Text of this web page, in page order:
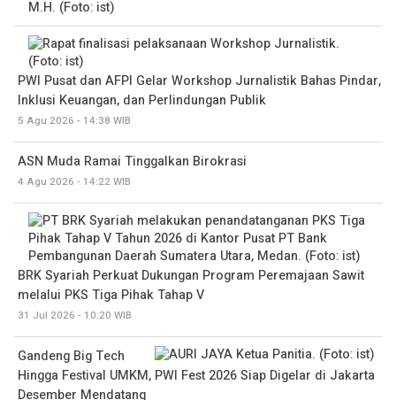
PWI Pusat dan AFPI Gelar Workshop Jurnalistik Bahas Pindar,
Inklusi Keuangan, dan Perlindungan Publik
5 Agu 2026 - 14:38 WIB
ASN Muda Ramai Tinggalkan Birokrasi
4 Agu 2026 - 14:22 WIB
BRK Syariah Perkuat Dukungan Program Peremajaan Sawit
melalui PKS Tiga Pihak Tahap V
31 Jul 2026 - 10:20 WIB
Gandeng Big Tech
Hingga Festival UMKM, PWI Fest 2026 Siap Digelar di Jakarta
Desember Mendatang